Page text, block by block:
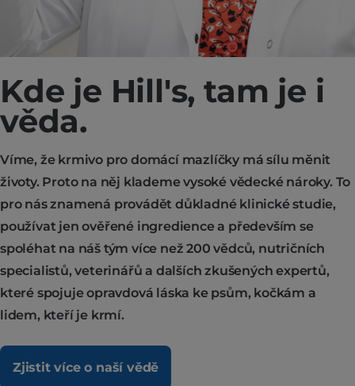
Kde je Hill's, tam je i
věda.
Víme, že krmivo pro domácí mazlíčky má sílu měnit
životy. Proto na něj klademe vysoké vědecké nároky. To
pro nás znamená provádět důkladné klinické studie,
používat jen ověřené ingredience a především se
spoléhat na náš tým více než 200 vědců, nutričních
specialistů, veterinářů a dalších zkušených expertů,
které spojuje opravdová láska ke psům, kočkám a
lidem, kteří je krmí.
Zjistit více o naší vědě